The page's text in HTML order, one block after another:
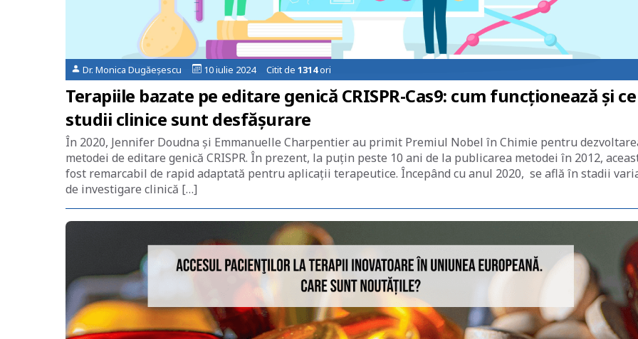
Dr. Monica Dugăeșescu 10 iulie 2024 Citit de 1314ori
Terapiile bazate pe editare genică CRISPR-Cas9: cum funcționează și ce
studii clinice sunt desfășurare
În 2020, Jennifer Doudna şi Emmanuelle Charpentier au primit Premiul Nobel în Chimie pentru
metodei de editare genică CRISPR. În prezent, la puţin peste 10 ani de la publicarea metodei în 2012,
fost remarcabil de rapid adaptată pentru aplicaţii terapeutice. Începând cu anul 2020, se află în stadii
de investigare clinică […]